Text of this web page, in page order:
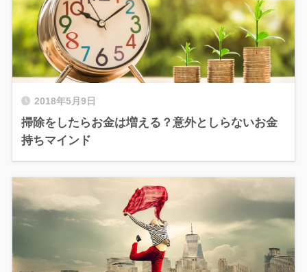
2018年5月9日
掃除をしたらお金は増える？意外としらないお金
持ちマインド